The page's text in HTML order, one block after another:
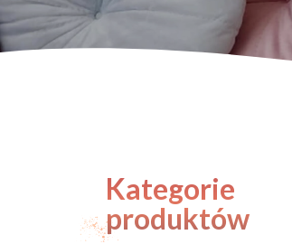
Kategorie
produktów